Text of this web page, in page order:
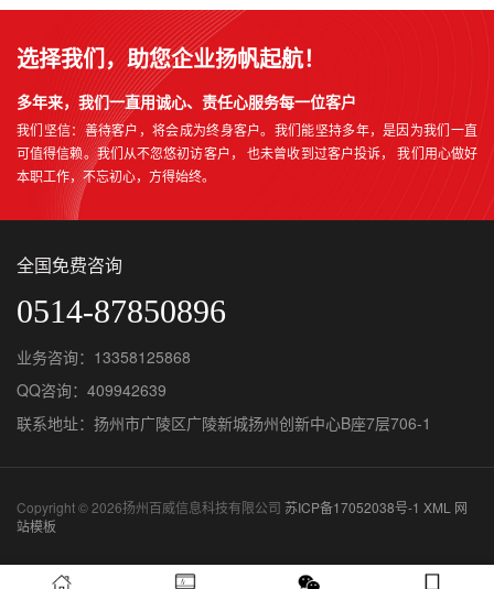
选择我们，助您企业扬帆起航！
多年来，我们一直用诚心、责任心服务每一位客户
我们坚信：善待客户，将会成为终身客户。我们能坚持多年，是因为我们一直
可值得信赖。我们从不忽悠初访客户， 也未曾收到过客户投诉， 我们用心做好
本职工作，不忘初心，方得始终。
全国免费咨询
0514-87850896
业务咨询：13358125868
QQ咨询：409942639
联系地址：扬州市广陵区广陵新城扬州创新中心B座7层706-1
Copyright © 2026扬州百威信息科技有限公司 苏ICP备17052038号-1 XML 网
站模板